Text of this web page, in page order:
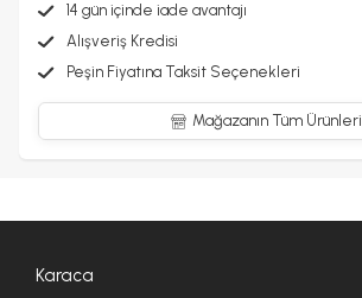
14 gün içinde iade avantajı
Alışveriş Kredisi
Peşin Fiyatına Taksit Seçenekleri
Mağazanın Tüm Ürünleri
Karaca